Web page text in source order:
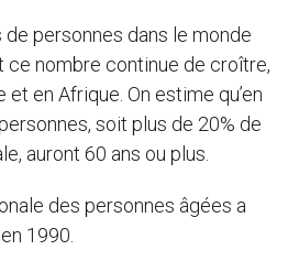
personnes dans le monde
ce nombre continue de croître,
en Afrique. On estime qu’en
soit plus de 20% de
auront 60 ans ou plus.
des personnes âgées a
1990.